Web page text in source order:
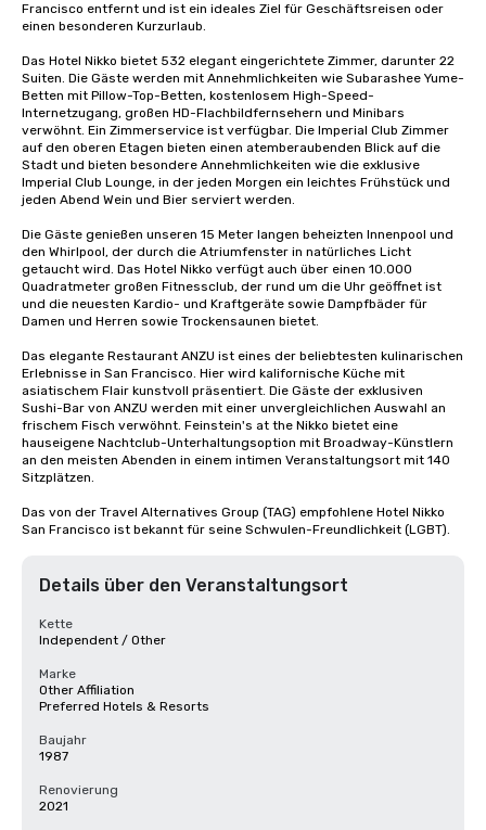
Francisco entfernt und ist ein ideales Ziel für Geschäftsreisen oder
einen besonderen Kurzurlaub.
Das Hotel Nikko bietet 532 elegant eingerichtete Zimmer, darunter 22
Suiten. Die Gäste werden mit Annehmlichkeiten wie Subarashee Yume-
Betten mit Pillow-Top-Betten, kostenlosem High-Speed-
Internetzugang, großen HD-Flachbildfernsehern und Minibars
verwöhnt. Ein Zimmerservice ist verfügbar. Die Imperial Club Zimmer
auf den oberen Etagen bieten einen atemberaubenden Blick auf die
Stadt und bieten besondere Annehmlichkeiten wie die exklusive
Imperial Club Lounge, in der jeden Morgen ein leichtes Frühstück und
jeden Abend Wein und Bier serviert werden.
Die Gäste genießen unseren 15 Meter langen beheizten Innenpool und
den Whirlpool, der durch die Atriumfenster in natürliches Licht
getaucht wird. Das Hotel Nikko verfügt auch über einen 10.000
Quadratmeter großen Fitnessclub, der rund um die Uhr geöffnet ist
und die neuesten Kardio- und Kraftgeräte sowie Dampfbäder für
Damen und Herren sowie Trockensaunen bietet.
Das elegante Restaurant ANZU ist eines der beliebtesten kulinarischen
Erlebnisse in San Francisco. Hier wird kalifornische Küche mit
asiatischem Flair kunstvoll präsentiert. Die Gäste der exklusiven
Sushi-Bar von ANZU werden mit einer unvergleichlichen Auswahl an
frischem Fisch verwöhnt. Feinstein's at the Nikko bietet eine
hauseigene Nachtclub-Unterhaltungsoption mit Broadway-Künstlern
an den meisten Abenden in einem intimen Veranstaltungsort mit 140
Sitzplätzen.
Das von der Travel Alternatives Group (TAG) empfohlene Hotel Nikko
San Francisco ist bekannt für seine Schwulen-Freundlichkeit (LGBT).
Details über den Veranstaltungsort
Kette
Independent / Other
Marke
Other Affiliation
Preferred Hotels & Resorts
Baujahr
1987
Renovierung
2021